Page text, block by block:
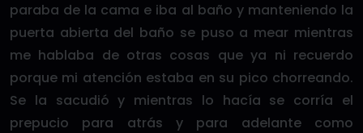
paraba de la cama e iba al baño y manteniendo la
puerta abierta del baño se puso a mear mientras
me hablaba de otras cosas que ya ni recuerdo
porque mi atención estaba en su pico chorreando.
Se la sacudió y mientras lo hacía se corría el
prepucio para atrás y para adelante como